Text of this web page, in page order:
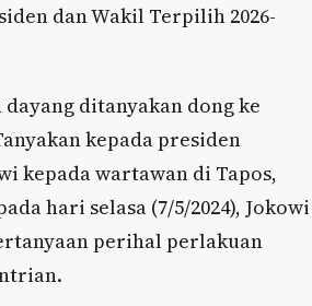
dan Wakil Terpilih 2026-
dayang ditanyakan dong ke
kepada presiden
kepada wartawan di Tapos,
hari selasa (7/5/2024), Jokowi
perihal perlakuan